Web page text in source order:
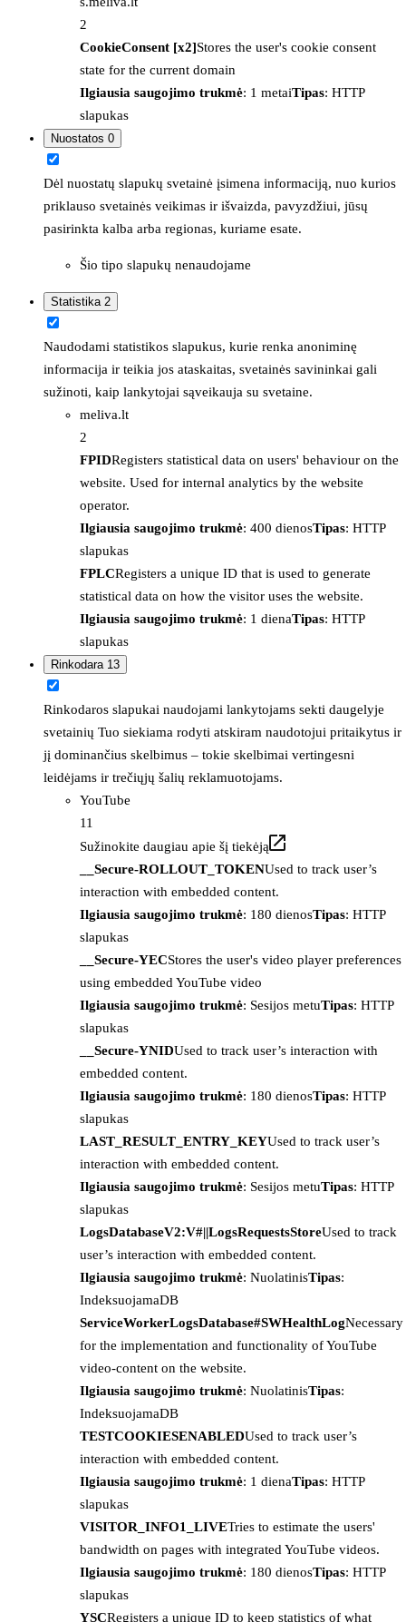
2
CookieConsent [x2]Stores the user's cookie consent
state for the current domain
Ilgiausia saugojimo trukmė: 1 metaiTipas: HTTP
slapukas
Nuostatos 0
Dėl nuostatų slapukų svetainė įsimena informaciją, nuo kurios
priklauso svetainės veikimas ir išvaizda, pavyzdžiui, jūsų
pasirinkta kalba arba regionas, kuriame esate.
Šio tipo slapukų nenaudojame
Statistika 2
Naudodami statistikos slapukus, kurie renka anoniminę
informacija ir teikia jos ataskaitas, svetainės savininkai gali
sužinoti, kaip lankytojai sąveikauja su svetaine.
meliva.lt
2
FPIDRegisters statistical data on users' behaviour on the
website. Used for internal analytics by the website
operator.
Ilgiausia saugojimo trukmė: 400 dienosTipas: HTTP
slapukas
FPLCRegisters a unique ID that is used to generate
statistical data on how the visitor uses the website.
Ilgiausia saugojimo trukmė: 1 dienaTipas: HTTP
slapukas
Rinkodara 13
Rinkodaros slapukai naudojami lankytojams sekti daugelyje
svetainių Tuo siekiama rodyti atskiram naudotojui pritaikytus ir
jį dominančius skelbimus – tokie skelbimai vertingesni
leidėjams ir trečiųjų šalių reklamuotojams.
YouTube
11
Sužinokite daugiau apie šį tiekėją
__Secure-ROLLOUT_TOKENUsed to track user’s
interaction with embedded content.
Ilgiausia saugojimo trukmė: 180 dienosTipas: HTTP
slapukas
__Secure-YECStores the user's video player preferences
using embedded YouTube video
Ilgiausia saugojimo trukmė: Sesijos metuTipas: HTTP
slapukas
__Secure-YNIDUsed to track user’s interaction with
embedded content.
Ilgiausia saugojimo trukmė: 180 dienosTipas: HTTP
slapukas
LAST_RESULT_ENTRY_KEYUsed to track user’s
interaction with embedded content.
Ilgiausia saugojimo trukmė: Sesijos metuTipas: HTTP
slapukas
LogsDatabaseV2:V#||LogsRequestsStoreUsed to track
user’s interaction with embedded content.
Ilgiausia saugojimo trukmė: NuolatinisTipas:
IndeksuojamaDB
ServiceWorkerLogsDatabase#SWHealthLogNecessary
for the implementation and functionality of YouTube
video-content on the website.
Ilgiausia saugojimo trukmė: NuolatinisTipas:
IndeksuojamaDB
TESTCOOKIESENABLEDUsed to track user’s
interaction with embedded content.
Ilgiausia saugojimo trukmė: 1 dienaTipas: HTTP
slapukas
VISITOR_INFO1_LIVETries to estimate the users'
bandwidth on pages with integrated YouTube videos.
Ilgiausia saugojimo trukmė: 180 dienosTipas: HTTP
slapukas
YSCRegisters a unique ID to keep statistics of what